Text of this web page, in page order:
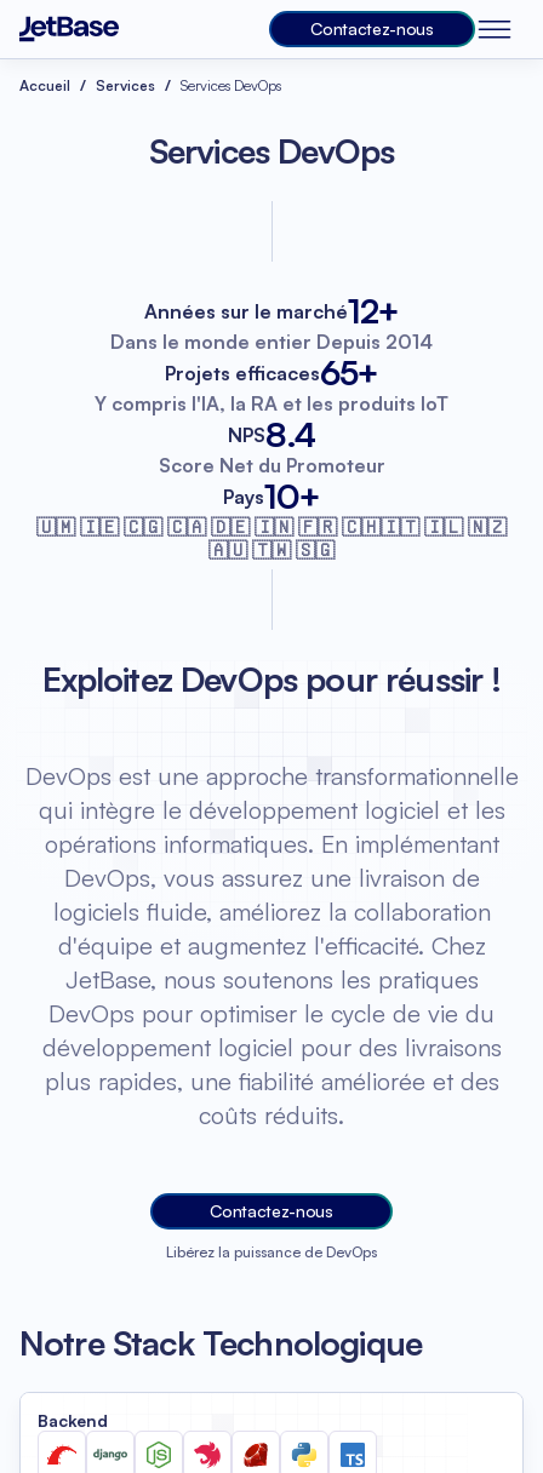
Contactez-nous
Accueil Services Services DevOps
Services DevOps
Années sur le marché12+
Dans le monde entier Depuis 2014
Projets efficaces65+
Y compris l'IA, la RA et les produits IoT
NPS8.4
Score Net du Promoteur
Pays10+
🇺🇲 🇮🇪 🇨🇬 🇨🇦 🇩🇪 🇮🇳 🇫🇷🇨🇭🇮🇹 🇮🇱 🇳🇿
🇦🇺 🇹🇼 🇸🇬
Exploitez DevOps pour réussir !
DevOps est une approche transformationnelle
qui intègre le développement logiciel et les
opérations informatiques. En implémentant
DevOps, vous assurez une livraison de
logiciels fluide, améliorez la collaboration
d'équipe et augmentez l'efficacité. Chez
JetBase, nous soutenons les pratiques
DevOps pour optimiser le cycle de vie du
développement logiciel pour des livraisons
plus rapides, une fiabilité améliorée et des
coûts réduits.
Contactez-nous
Libérez la puissance de DevOps
Notre Stack Technologique
Backend